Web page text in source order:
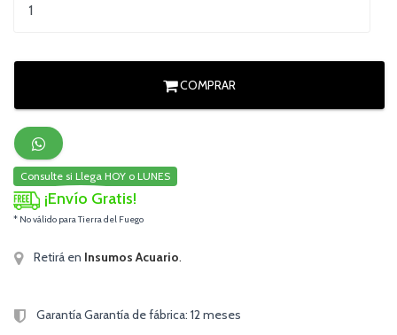
COMPRAR
Consulte si Llega HOY o LUNES
¡Envío Gratis!
* No válido para Tierra del Fuego
Retirá en Insumos Acuario.
Garantía Garantía de fábrica: 12 meses